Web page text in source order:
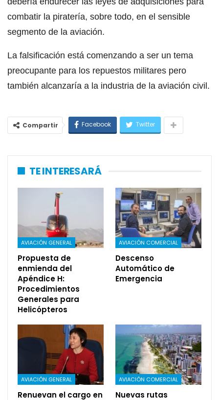
combatir la piratería, sobre todo, en el sensible
segmento de la aviación.
La falsificación está comenzando a ser un tema
preocupante para los repuestos militares pero
también alcanzaría a la industria de la aviación civil.
Compartir Facebook Twitter
TE INTERESARÁ
AVIACIÓN GENERAL
Propuesta de
enmienda del
Apéndice H:
Procedimientos
Generales para
Helicópteros
AVIACIÓN COMERCIAL
Descenso
Automático de
Emergencia
AVIACIÓN GENERAL
Renuevan el cargo en
AVIACIÓN COMERCIAL
Nuevas rutas